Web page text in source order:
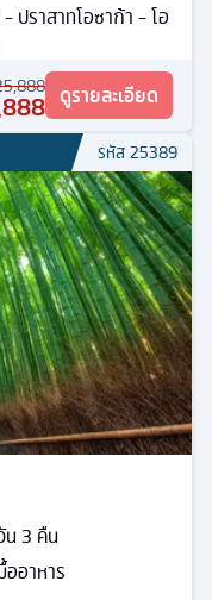
ปราสาทโอซาก้า - โอ
ดูรายละเอียด
รหัส25389
น3 คืน
ออาหาร